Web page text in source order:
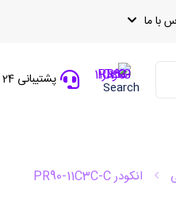
با ما
Search پشتیبانی 24 ساعته
انکودر PR90-11C3C-C